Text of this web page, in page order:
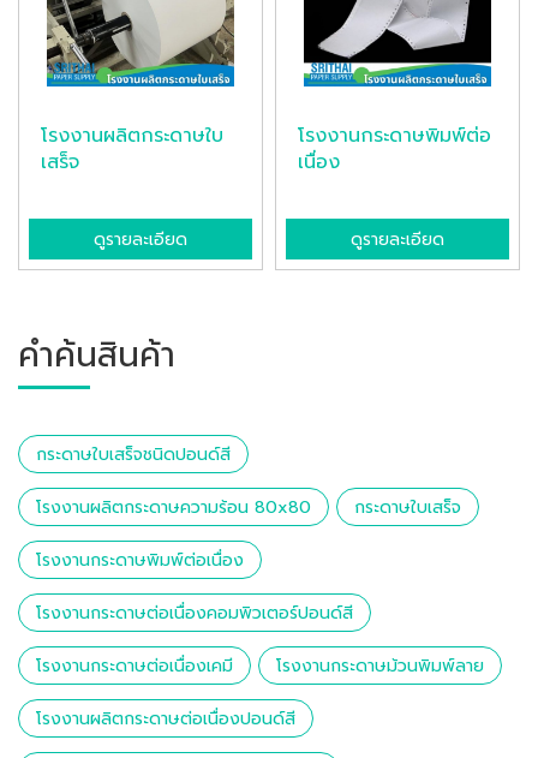
โรงงานผลิตกระดาษใบ
เสร็จ
ดูรายละเอียด
โรงงานกระดาษพิมพ์ต่อ
เนื่อง
ดูรายละเอียด
คำค้นสินค้า
กระดาษใบเสร็จชนิดปอนด์สี
โรงงานผลิตกระดาษความร้อน 80x80 กระดาษใบเสร็จ
โรงงานกระดาษพิมพ์ต่อเนื่อง
โรงงานกระดาษต่อเนื่องคอมพิวเตอร์ปอนด์สี
โรงงานกระดาษต่อเนื่องเคมี โรงงานกระดาษม้วนพิมพ์ลาย
โรงงานผลิตกระดาษต่อเนื่องปอนด์สี